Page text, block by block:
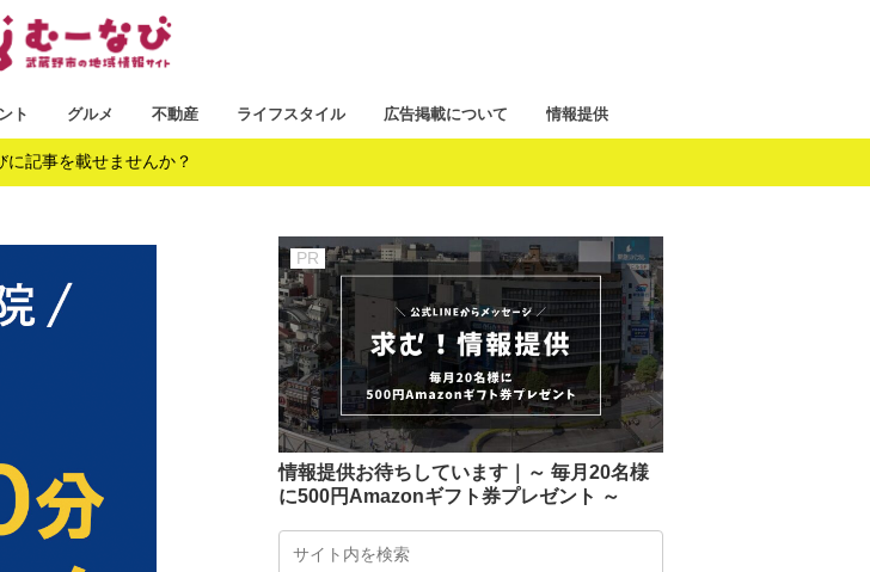
ト グルメ 不動産 ライフスタイル 広告掲載について 情報提供
に記事を載せませんか？
情報提供お待ちしています｜～ 毎月20名様
に500円Amazonギフト券プレゼント ～